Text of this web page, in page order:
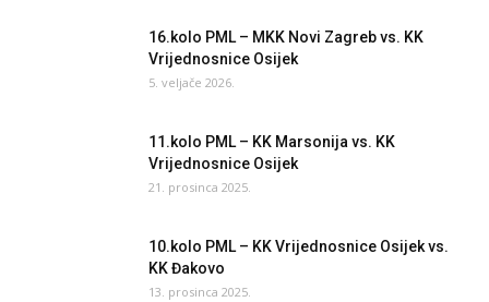
16.kolo PML – MKK Novi Zagreb vs. KK
Vrijednosnice Osijek
5. veljače 2026.
11.kolo PML – KK Marsonija vs. KK
Vrijednosnice Osijek
21. prosinca 2025.
10.kolo PML – KK Vrijednosnice Osijek vs.
KK Đakovo
13. prosinca 2025.